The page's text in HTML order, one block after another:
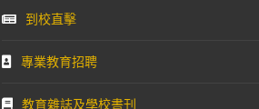
到校直擊
專業教育招聘
教育雜誌及學校書刊